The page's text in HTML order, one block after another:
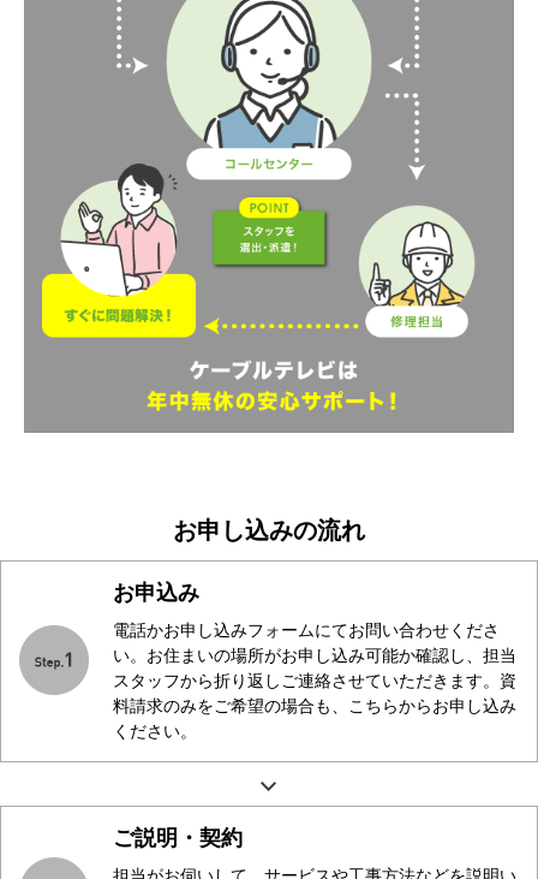
お申し込みの流れ
お申込み
電話かお申し込みフォームにてお問い合わせくださ
い。お住まいの場所がお申し込み可能か確認し、担当
スタッフから折り返しご連絡させていただきます。資
料請求のみをご希望の場合も、こちらからお申し込み
ください。
ご説明・契約
担当がお伺いして、サービスや工事方法などを説明い